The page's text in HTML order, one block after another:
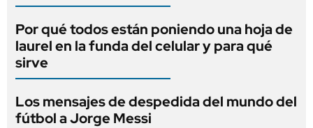
Por qué todos están poniendo una hoja de
laurel en la funda del celular y para qué
sirve
Los mensajes de despedida del mundo del
fútbol a Jorge Messi